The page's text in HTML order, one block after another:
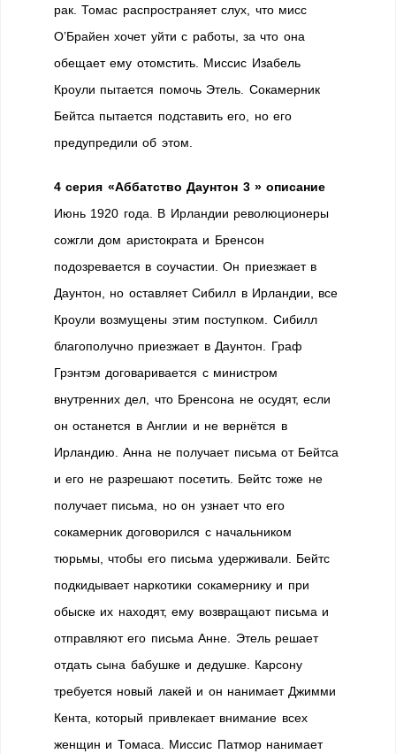
рак. Томас распространяет слух, что мисс
О’Брайен хочет уйти с работы, за что она
обещает ему отомстить. Миссис Изабель
Кроули пытается помочь Этель. Сокамерник
Бейтса пытается подставить его, но его
предупредили об этом.
4 серия «Аббатство Даунтон 3 » описание
Июнь 1920 года. В Ирландии революционеры
сожгли дом аристократа и Бренсон
подозревается в соучастии. Он приезжает в
Даунтон, но оставляет Сибилл в Ирландии, все
Кроули возмущены этим поступком. Сибилл
благополучно приезжает в Даунтон. Граф
Грэнтэм договаривается с министром
внутренних дел, что Бренсона не осудят, если
он останется в Англии и не вернётся в
Ирландию. Анна не получает письма от Бейтса
и его не разрешают посетить. Бейтс тоже не
получает письма, но он узнает что его
сокамерник договорился с начальником
тюрьмы, чтобы его письма удерживали. Бейтс
подкидывает наркотики сокамернику и при
обыске их находят, ему возвращают письма и
отправляют его письма Анне. Этель решает
отдать сына бабушке и дедушке. Карсону
требуется новый лакей и он нанимает Джимми
Кента, который привлекает внимание всех
женщин и Томаса. Миссис Патмор нанимает